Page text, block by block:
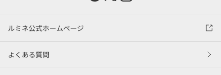
ルミネ公式ホームページ
よくある質問